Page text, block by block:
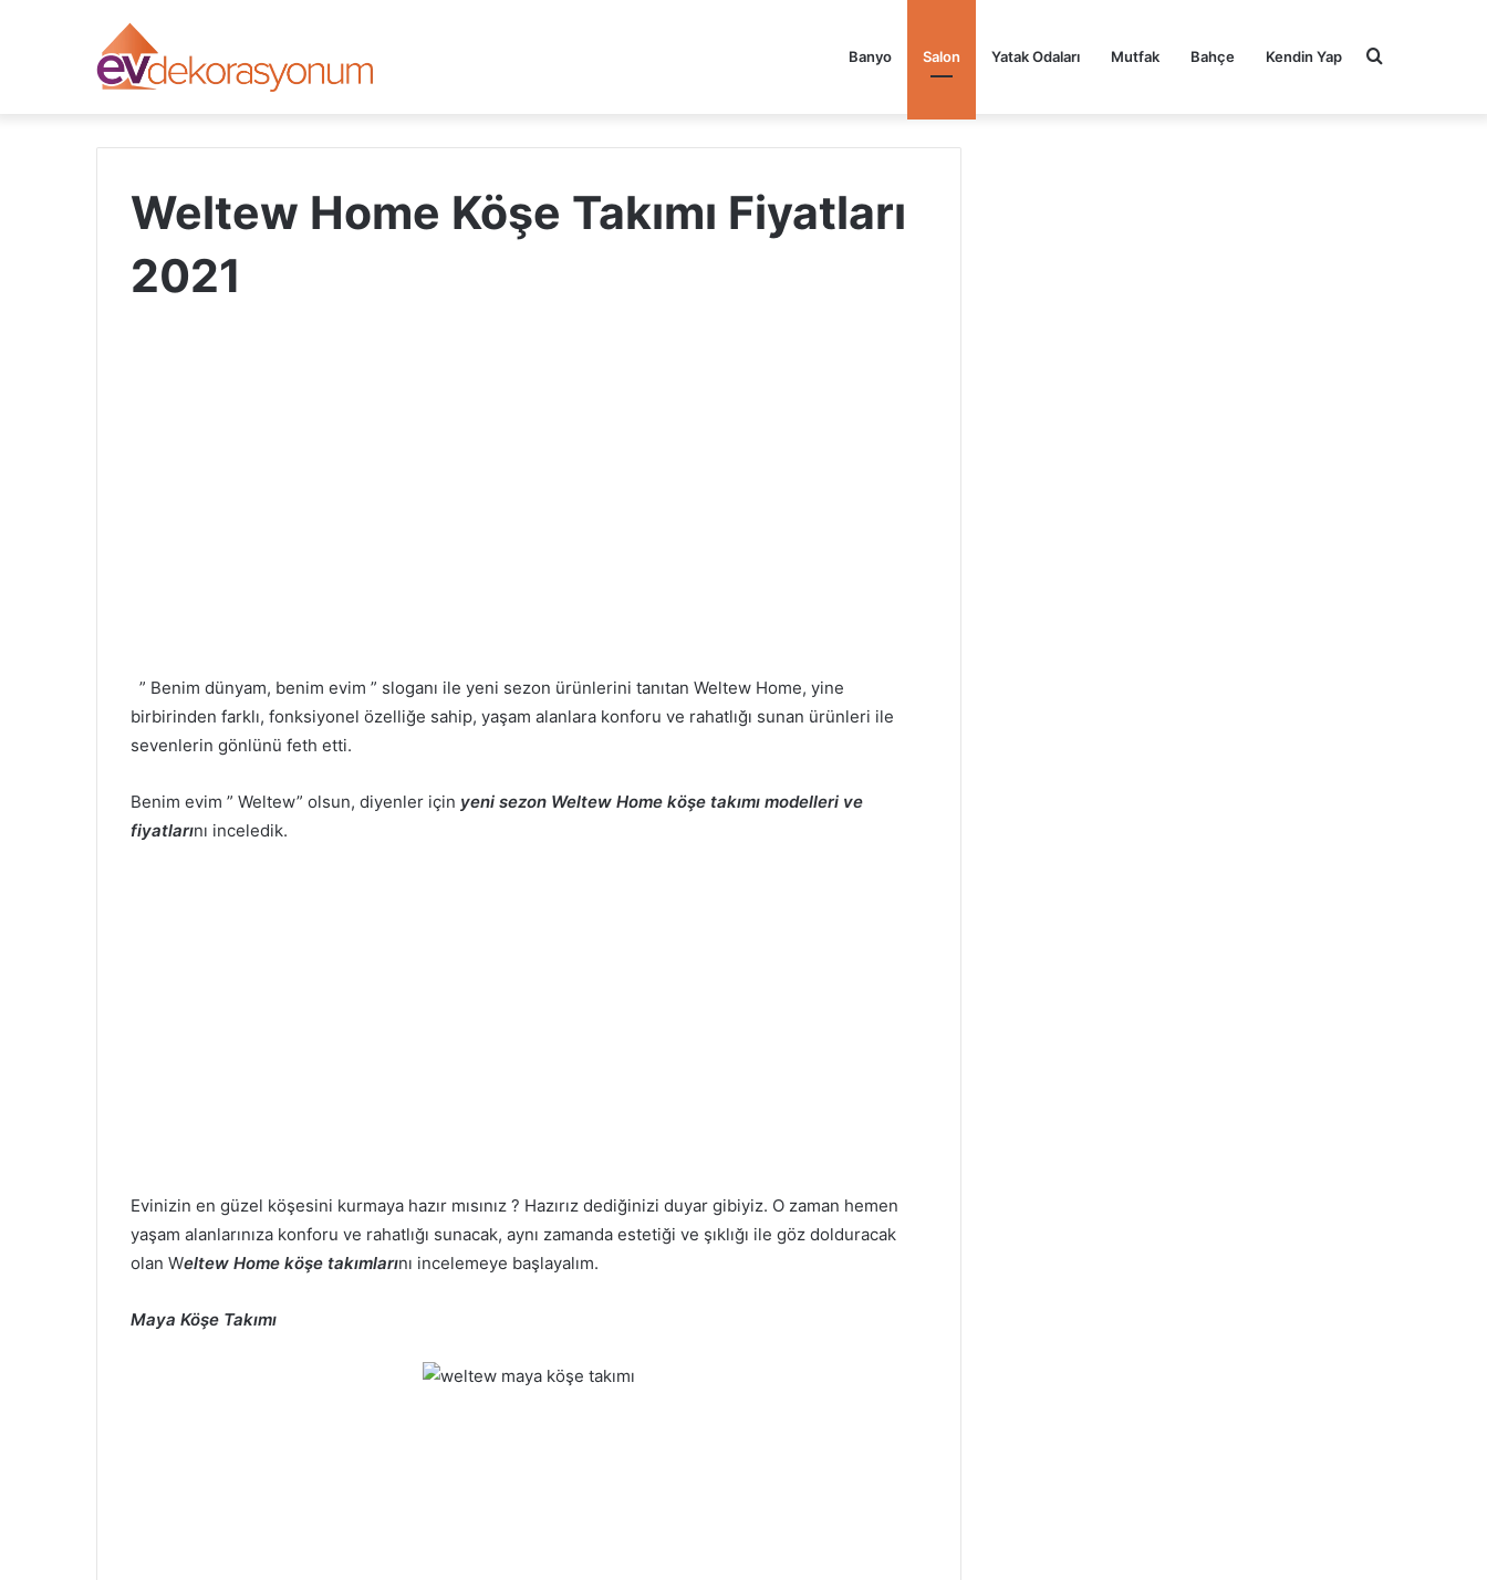
Banyo Salon Yatak Odaları Mutfak Bahçe Kendin Yap Arama
Weltew Home Köşe Takımı Fiyatları
2021
” Benim dünyam, benim evim ” sloganı ile yeni sezon ürünlerini tanıtan Weltew Home, yine
birbirinden farklı, fonksiyonel özelliğe sahip, yaşam alanlara konforu ve rahatlığı sunan ürünleri ile
sevenlerin gönlünü feth etti.
Benim evim ” Weltew” olsun, diyenler için yeni sezon Weltew Home köşe takımı modelleri ve
fiyatlarını inceledik.
Evinizin en güzel köşesini kurmaya hazır mısınız ? Hazırız dediğinizi duyar gibiyiz. O zaman hemen
yaşam alanlarınıza konforu ve rahatlığı sunacak, aynı zamanda estetiği ve şıklığı ile göz dolduracak
olan Weltew Home köşe takımlarını incelemeye başlayalım.
Maya Köşe Takımı